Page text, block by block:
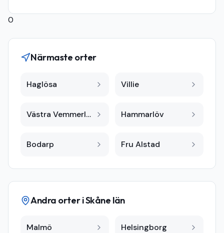
0
Närmaste orter
Haglösa Villie
Västra Vemmerlöv Hammarlöv
Bodarp Fru Alstad
Andra orter iSkåne län
Malmö Helsingborg